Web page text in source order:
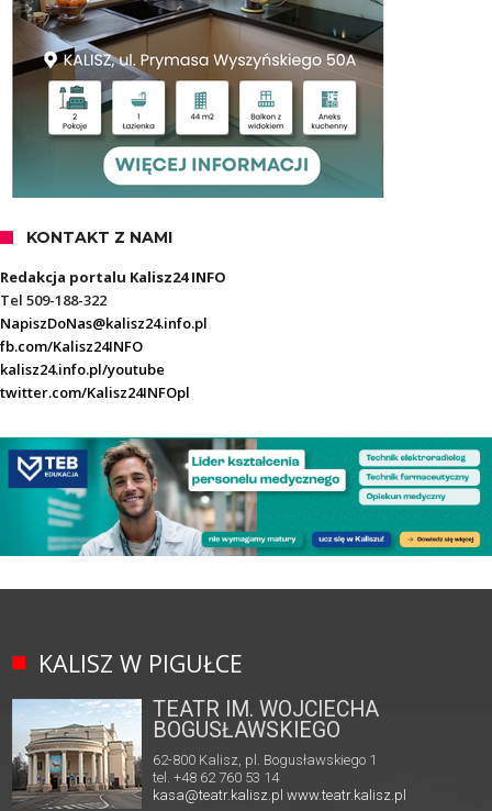
KONTAKT Z NAMI
Redakcja portalu Kalisz24 INFO
Tel 509-188-322
NapiszDoNas@kalisz24.info.pl
fb.com/Kalisz24INFO
kalisz24.info.pl/youtube
twitter.com/Kalisz24INFOpl
KALISZ W PIGUŁCE
TEATR IM. WOJCIECHA
BOGUSŁAWSKIEGO
62-800 Kalisz, pl. Bogusławskiego 1
tel. +48 62 760 53 14
kasa@teatr.kalisz.pl www.teatr.kalisz.pl